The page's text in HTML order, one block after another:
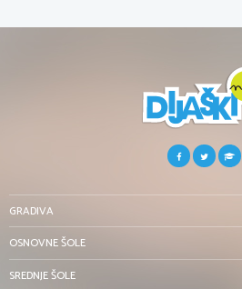
GRADIVA
OSNOVNE ŠOLE
SREDNJE ŠOLE